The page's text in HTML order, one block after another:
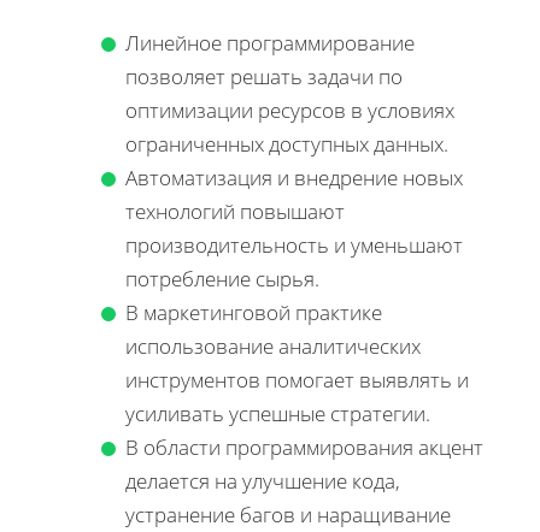
Линейное программирование
позволяет решать задачи по
оптимизации ресурсов в условиях
ограниченных доступных данных.
Автоматизация и внедрение новых
технологий повышают
производительность и уменьшают
потребление сырья.
В маркетинговой практике
использование аналитических
инструментов помогает выявлять и
усиливать успешные стратегии.
В области программирования акцент
делается на улучшение кода,
устранение багов и наращивание